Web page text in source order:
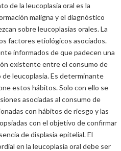
de la leucoplasia oral es la
maligna y el diagnóstico
sobre leucoplasias orales. La
factores etiológicos asociados.
informados de que padecen una
existente entre el consumo de
leucoplasia. Es determinante
estos hábitos. Solo con ello se
asociadas al consumo de
con hábitos de riesgo y las
con el objetivo de confirmar
de displasia epitelial. El
en la leucoplasia oral debe ser